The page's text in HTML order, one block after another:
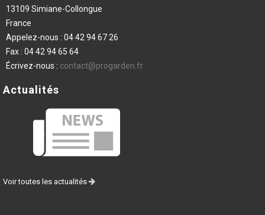
13109 Simiane-Collongue
France
Appelez-nous : 04 42 94 67 26
Fax : 04 42 94 65 64
Écrivez-nous : contact@progarden.fr
Actualités
Voir toutes les actualités